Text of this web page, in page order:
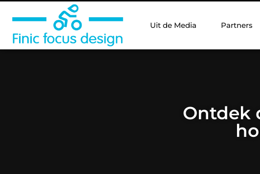
Uit de Media Partners
Ontdek